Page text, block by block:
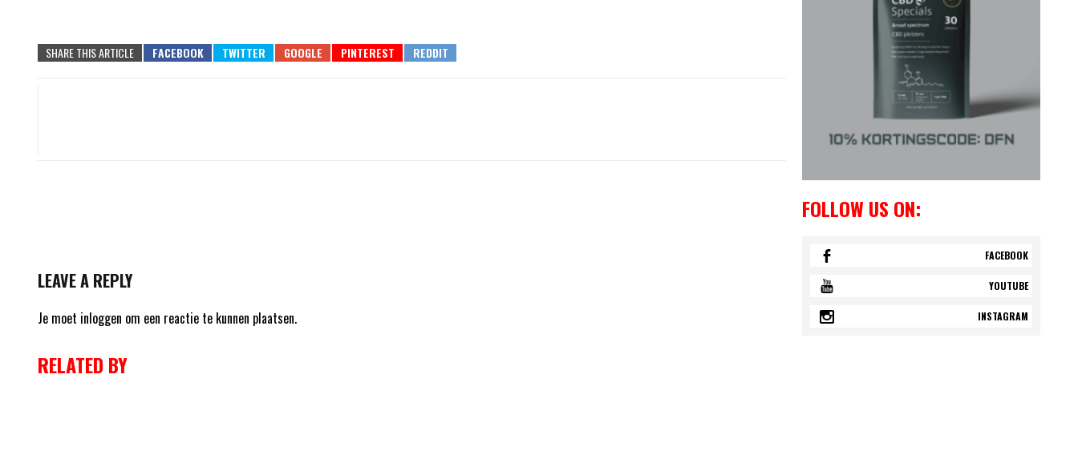
SHARE THIS ARTICLE
LEAVE A REPLY
Je moet inloggen om een reactie te kunnen plaatsen.
FOLLOW US ON:
FACEBOOK
YOUTUBE
INSTAGRAM
RELATED BY